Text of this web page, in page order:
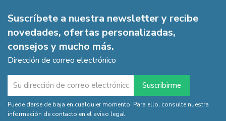
Suscríbete a nuestra newsletter y recibe
novedades, ofertas personalizadas,
consejos y mucho más.
Dirección de correo electrónico
Puede darse de baja en cualquier momento. Para ello, consulte nuestra
información de contacto en el aviso legal.